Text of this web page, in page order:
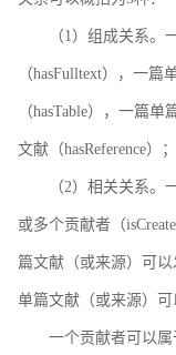
（1）组成关系
（hasFulltext），一
（hasTable），一篇
文献（hasReference）；
（2）相关关系
或多个贡献者（
篇文献（或来源）可
单篇文献（或来源）可
一个贡献者可以